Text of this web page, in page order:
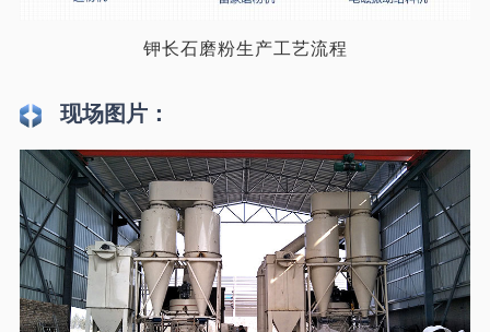
钾长石磨粉生产工艺流程
现场图片：